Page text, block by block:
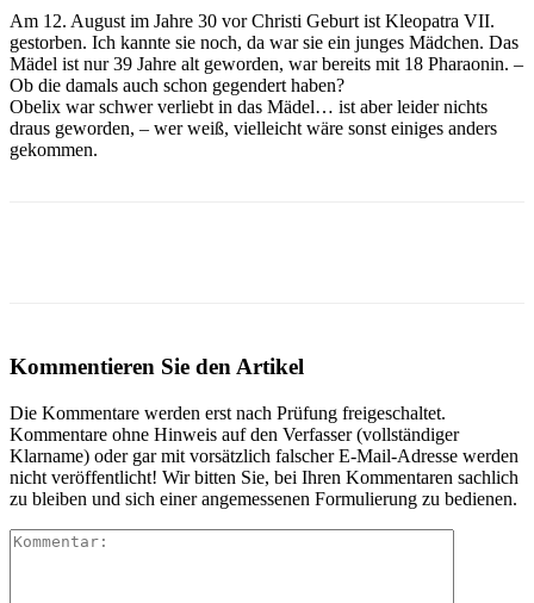
Am 12. August im Jahre 30 vor Christi Geburt ist Kleopatra VII.
gestorben. Ich kannte sie noch, da war sie ein junges Mädchen. Das
Mädel ist nur 39 Jahre alt geworden, war bereits mit 18 Pharaonin. –
Ob die damals auch schon gegendert haben?
Obelix war schwer verliebt in das Mädel… ist aber leider nichts
draus geworden, – wer weiß, vielleicht wäre sonst einiges anders
gekommen.
Kommentieren Sie den Artikel
Die Kommentare werden erst nach Prüfung freigeschaltet.
Kommentare ohne Hinweis auf den Verfasser (vollständiger
Klarname) oder gar mit vorsätzlich falscher E-Mail-Adresse werden
nicht veröffentlicht! Wir bitten Sie, bei Ihren Kommentaren sachlich
zu bleiben und sich einer angemessenen Formulierung zu bedienen.